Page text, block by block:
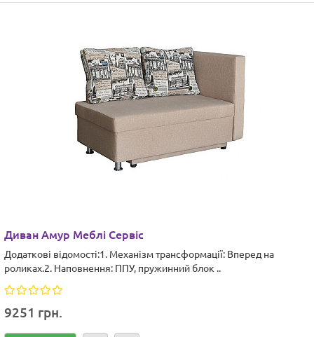
Диван Амур Меблі Сервіс
Додаткові відомості:1. Механізм трансформації: Вперед на
роликах.2. Наповнення: ППУ, пружинний блок ..
9251 грн.